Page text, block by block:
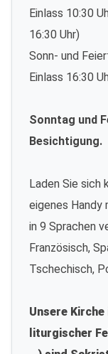
Einlass 10:30
16:30 Uhr)
Sonn- und
Einlass 16:30
Sonntag und
Besichtigung.
Laden Sie sich
eigenes Handy
in 9 Sprachen
Französisch,
Tschechisch,
Unsere
liturgischer